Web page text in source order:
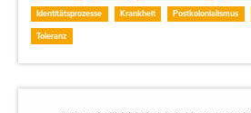
Identitätsprozesse
Krankheit Postkolonialismus
Toleranz